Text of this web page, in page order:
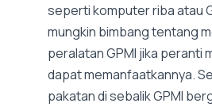
seperti komputer riba atau
mungkin bimbang tentang
peralatan GPMI jika peranti
dapat memanfaatkannya.
pakatan di sebalik GPMI